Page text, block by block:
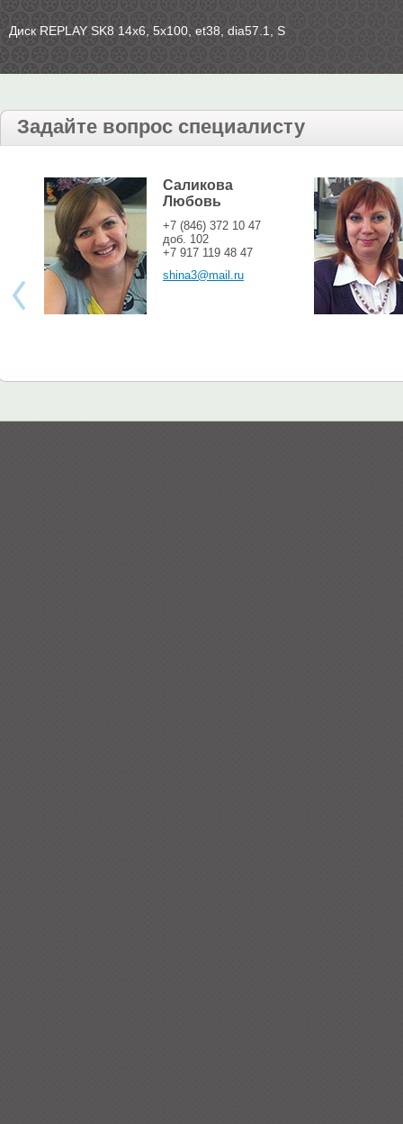
Диск REPLAY SK8 14х6, 5х100, et38, dia57.1, S
Задайте вопрос специалисту
Саликова
Любовь
+7 (846) 372 10 47
доб. 102
+7 917 119 48 47
shina3@mail.ru